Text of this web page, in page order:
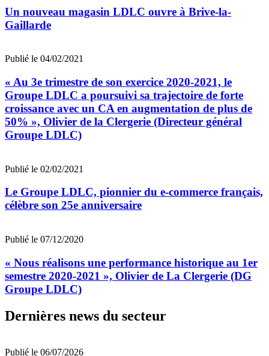
Un nouveau magasin LDLC ouvre à Brive-la-
Gaillarde
Publié le 04/02/2021
« Au 3e trimestre de son exercice 2020-2021, le
Groupe LDLC a poursuivi sa trajectoire de forte
croissance avec un CA en augmentation de plus de
50% », Olivier de la Clergerie (Directeur général
Groupe LDLC)
Publié le 02/02/2021
Le Groupe LDLC, pionnier du e-commerce français,
célèbre son 25e anniversaire
Publié le 07/12/2020
« Nous réalisons une performance historique au 1er
semestre 2020-2021 », Olivier de La Clergerie (DG
Groupe LDLC)
Dernières news du secteur
Publié le 06/07/2026